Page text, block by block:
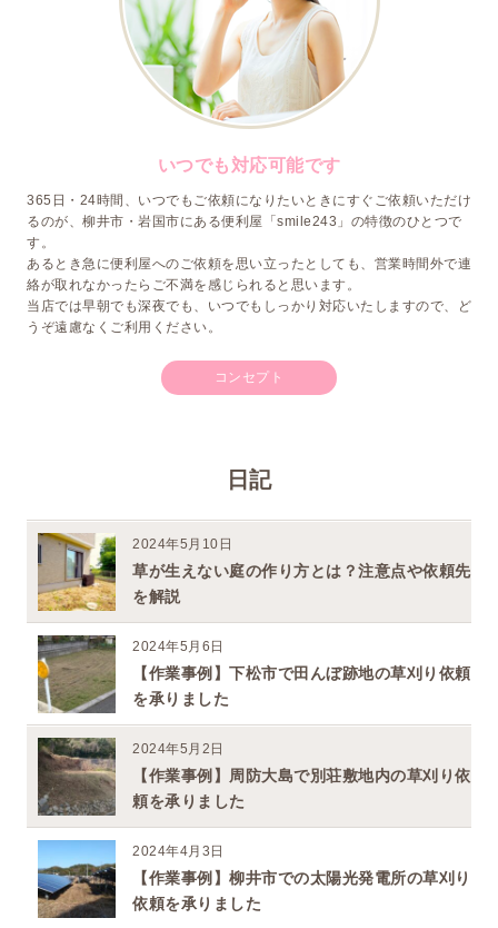
いつでも対応可能です
365日・24時間、いつでもご依頼になりたいときにすぐご依頼いただけ
るのが、柳井市・岩国市にある便利屋「smile243」の特徴のひとつで
す。
あるとき急に便利屋へのご依頼を思い立ったとしても、営業時間外で連
絡が取れなかったらご不満を感じられると思います。
当店では早朝でも深夜でも、いつでもしっかり対応いたしますので、ど
うぞ遠慮なくご利用ください。
コンセプト
日記
2024年5月10日
草が生えない庭の作り方とは？注意点や依頼先
を解説
2024年5月6日
【作業事例】下松市で田んぼ跡地の草刈り依頼
を承りました
2024年5月2日
【作業事例】周防大島で別荘敷地内の草刈り依
頼を承りました
2024年4月3日
【作業事例】柳井市での太陽光発電所の草刈り
依頼を承りました